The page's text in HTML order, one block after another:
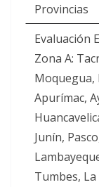
Provincias
Evaluación
Zona A:
Moquegua,
Apurímac,
Junín,
Tumbes,